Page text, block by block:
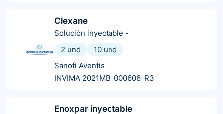
Clexane
Solución inyectable -
2 und
10 und
Sanofi Aventis
INVIMA 2021MB-000606-R3
Enoxpar inyectable